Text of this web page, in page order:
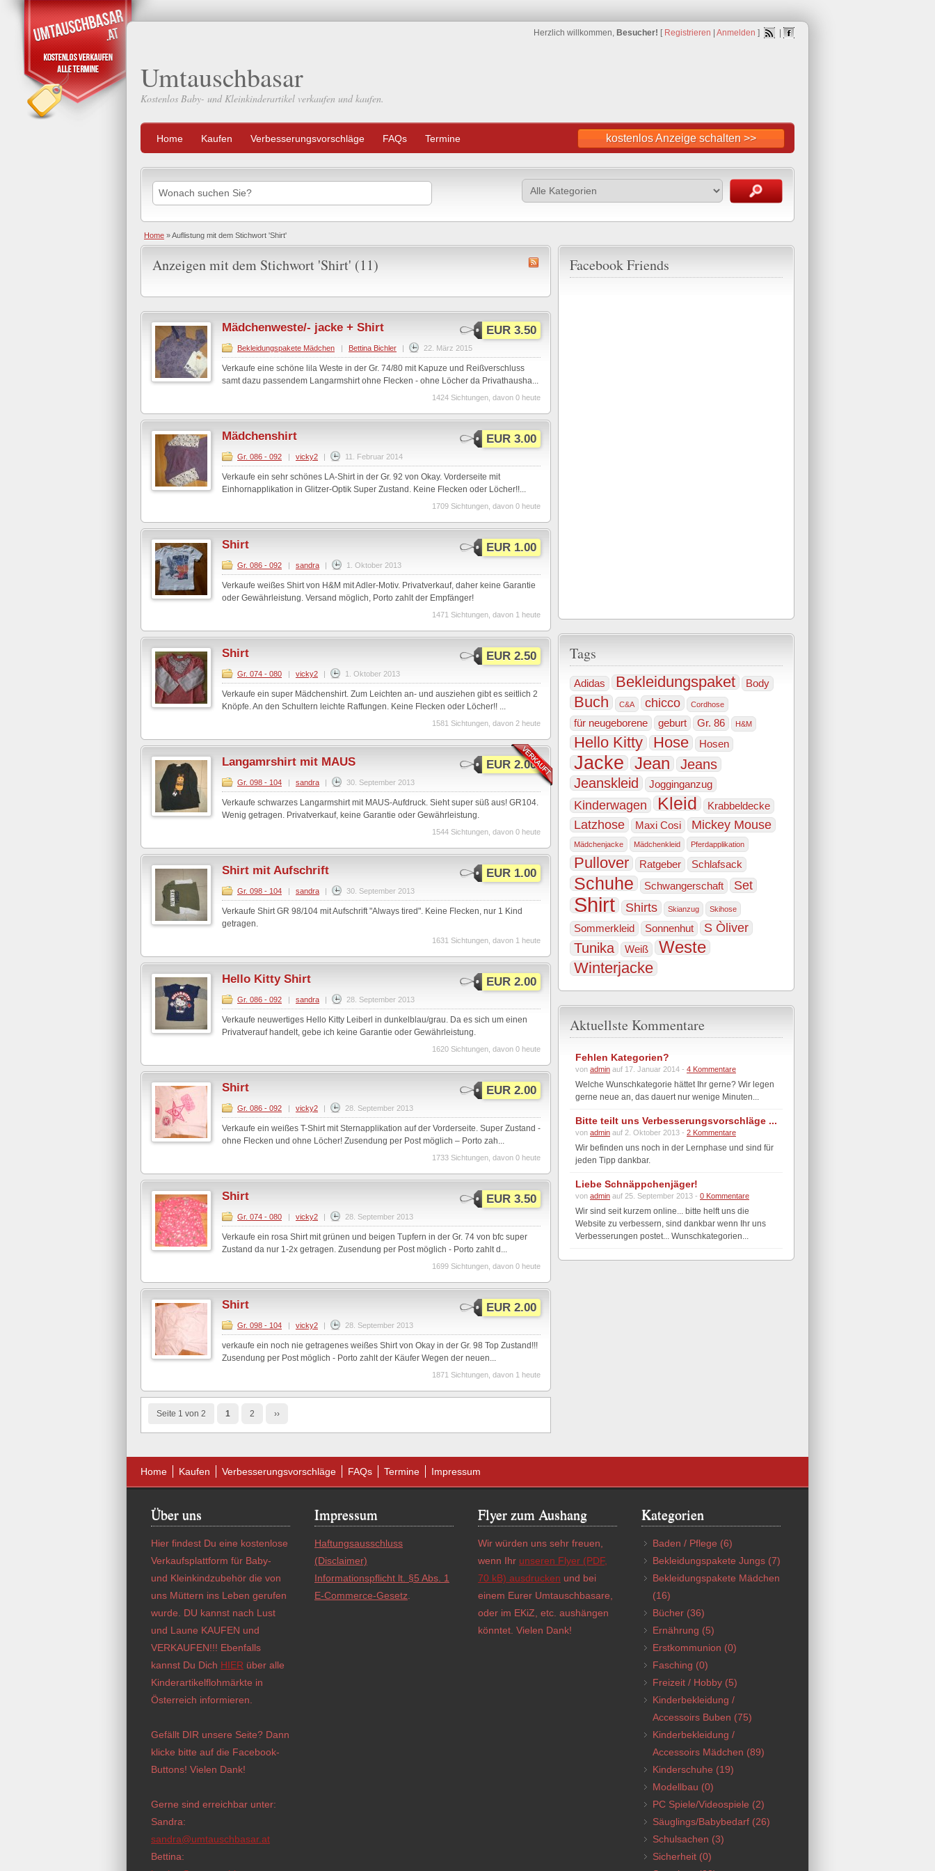
Herzlich willkommen, Besucher! [ Registrieren Anmelden ]
Umtauschbasar
Kostenlos Baby- und Kleinkinderartikel verkaufen und kaufen.
Home Kaufen Verbesserungsvorschläge FAQs Termine kostenlos Anzeige schalten >>
Home »Auflistung mit dem Stichwort 'Shirt'
Anzeigen mit dem Stichwort 'Shirt' (11)
EUR 3.50
Mädchenweste/- jacke + Shirt
Bekleidungspakete Mädchen | Bettina Bichler | 22. März 2015
Verkaufe eine schöne lila Weste in der Gr. 74/80 mit Kapuze und Reißverschluss
samt dazu passendem Langarmshirt ohne Flecken - ohne Löcher da Privathausha...
1424 Sichtungen, davon 0 heute
EUR 3.00
Mädchenshirt
Gr. 086 - 092 | vicky2 | 11. Februar 2014
Verkaufe ein sehr schönes LA-Shirt in der Gr. 92 von Okay. Vorderseite mit
Einhornapplikation in Glitzer-Optik Super Zustand. Keine Flecken oder Löcher!!...
1709 Sichtungen, davon 0 heute
EUR 1.00
Shirt
Gr. 086 - 092 | sandra | 1. Oktober 2013
Verkaufe weißes Shirt von H&M mit Adler-Motiv. Privatverkauf, daher keine Garantie
oder Gewährleistung. Versand möglich, Porto zahlt der Empfänger!
1471 Sichtungen, davon 1 heute
EUR 2.50
Shirt
Gr. 074 - 080 | vicky2 | 1. Oktober 2013
Verkaufe ein super Mädchenshirt. Zum Leichten an- und ausziehen gibt es seitlich 2
Knöpfe. An den Schultern leichte Raffungen. Keine Flecken oder Löcher!! ...
1581 Sichtungen, davon 2 heute
EUR 2.00
Langamrshirt mit MAUS
Gr. 098 - 104 | sandra | 30. September 2013
Verkaufe schwarzes Langarmshirt mit MAUS-Aufdruck. Sieht super süß aus! GR104.
Wenig getragen. Privatverkauf, keine Garantie oder Gewährleistung.
1544 Sichtungen, davon 0 heute
EUR 1.00
Shirt mit Aufschrift
Gr. 098 - 104 | sandra | 30. September 2013
Verkaufe Shirt GR 98/104 mit Aufschrift "Always tired". Keine Flecken, nur 1 Kind
getragen.
1631 Sichtungen, davon 1 heute
EUR 2.00
Hello Kitty Shirt
Gr. 086 - 092 | sandra | 28. September 2013
Verkaufe neuwertiges Hello Kitty Leiberl in dunkelblau/grau. Da es sich um einen
Privatverauf handelt, gebe ich keine Garantie oder Gewährleistung.
1620 Sichtungen, davon 0 heute
EUR 2.00
Shirt
Gr. 086 - 092 | vicky2 | 28. September 2013
Verkaufe ein weißes T-Shirt mit Sternapplikation auf der Vorderseite. Super Zustand -
ohne Flecken und ohne Löcher! Zusendung per Post möglich – Porto zah...
1733 Sichtungen, davon 0 heute
EUR 3.50
Shirt
Gr. 074 - 080 | vicky2 | 28. September 2013
Verkaufe ein rosa Shirt mit grünen und beigen Tupfern in der Gr. 74 von bfc super
Zustand da nur 1-2x getragen. Zusendung per Post möglich - Porto zahlt d...
1699 Sichtungen, davon 0 heute
EUR 2.00
Shirt
Gr. 098 - 104 | vicky2 | 28. September 2013
verkaufe ein noch nie getragenes weißes Shirt von Okay in der Gr. 98 Top Zustand!!!
Zusendung per Post möglich - Porto zahlt der Käufer Wegen der neuen...
1871 Sichtungen, davon 1 heute
Seite 1 von 2 1 2 ››
Facebook Friends
Tags
Adidas Bekleidungspaket Body
Buch C&A chicco Cordhose
für neugeborene geburt Gr. 86 H&M
Hello Kitty Hose Hosen
Jacke Jean
Jeans
Jeanskleid
Jogginganzug
Kinderwagen Kleid Krabbeldecke
Latzhose Maxi Cosi Mickey Mouse
Mädchenjacke Mädchenkleid Pferdapplikation
Pullover Ratgeber Schlafsack
Schuhe Schwangerschaft Set
Shirt Shirts Skianzug Skihose
Sommerkleid Sonnenhut S Òliver
Tunika Weiß Weste
Winterjacke
Aktuellste Kommentare
Fehlen Kategorien?
von admin auf 17. Januar 2014 - 4 Kommentare
Welche Wunschkategorie hättet Ihr gerne? Wir legen
gerne neue an, das dauert nur wenige Minuten...
Bitte teilt uns Verbesserungsvorschläge ...
von admin auf 2. Oktober 2013 - 2 Kommentare
Wir befinden uns noch in der Lernphase und sind für
jeden Tipp dankbar.
Liebe Schnäppchenjäger!
von admin auf 25. September 2013 - 0 Kommentare
Wir sind seit kurzem online... bitte helft uns die
Website zu verbessern, sind dankbar wenn Ihr uns
Verbesserungen postet... Wunschkategorien...
Home Kaufen Verbesserungsvorschläge FAQs Termine Impressum
Über uns
Hier findest Du eine kostenlose
Verkaufsplattform für Baby-
und Kleinkindzubehör die von
uns Müttern ins Leben gerufen
wurde. DU kannst nach Lust
und Laune KAUFEN und
VERKAUFEN!!! Ebenfalls
kannst Du Dich HIER über alle
Kinderartikelflohmärkte in
Österreich informieren.
Gefällt DIR unsere Seite? Dann
klicke bitte auf die Facebook-
Buttons! Vielen Dank!
Gerne sind erreichbar unter:
Sandra:
sandra@umtauschbasar.at
Bettina:
Impressum
Haftungsausschluss
(Disclaimer)
Informationspflicht lt. §5 Abs. 1
E-Commerce-Gesetz
Flyer zum Aushang
Wir würden uns sehr freuen,
wenn Ihr unseren Flyer (PDF,
70 kB) ausdrucken und bei
einem Eurer Umtauschbasare,
oder im EKiZ, etc. aushängen
könntet. Vielen Dank!
Kategorien
Baden / Pflege (6)
Bekleidungspakete Jungs (7)
Bekleidungspakete Mädchen
(16)
Bücher (36)
Ernährung (5)
Erstkommunion (0)
Fasching (0)
Freizeit / Hobby (5)
Kinderbekleidung /
Accessoirs Buben (75)
Kinderbekleidung /
Accessoirs Mädchen (89)
Kinderschuhe (19)
Modellbau (0)
PC Spiele/Videospiele (2)
Säuglings/Babybedarf (26)
Schulsachen (3)
Sicherheit (0)